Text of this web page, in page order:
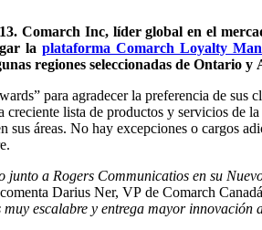
Comarch Inc, líder global en el
la plataforma Comarch Loyalty
regiones seleccionadas de
para agradecer la preferencia de
creciente lista de productos y servicios de
sus áreas. No hay excepciones o cargos
junto a Rogers Communicatios en su
comenta Darius Ner, VP de Comarch
escalabre y entrega mayor